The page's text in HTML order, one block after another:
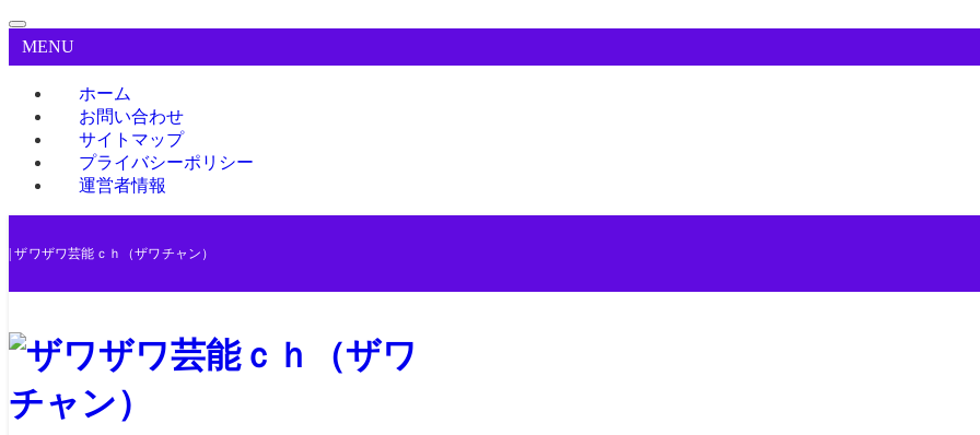
MENU
ホーム
お問い合わせ
サイトマップ
プライバシーポリシー
運営者情報
| ザワザワ芸能ｃｈ（ザワチャン）